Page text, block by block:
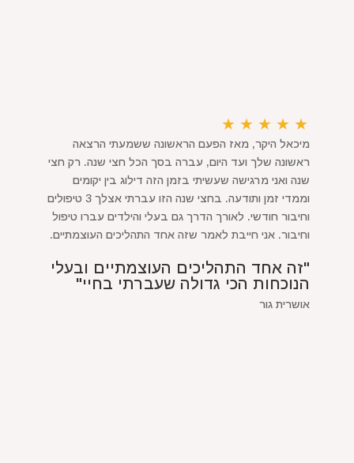
★
★
★
★
★
מיכאל היקר, מאז הפעם הראשונה ששמעתי הרצאה
ראשונה שלך ועד היום, עברה בסך הכל חצי שנה. רק חצי
שנה ואני מרגישה שעשיתי בזמן הזה דילוג בין יקומים
וממדי זמן ותודעה. בחצי שנה הזו עברתי אצלך 3 טיפולים
וחיבור חודשי. לאורך הדרך גם בעלי והילדים עברו טיפול
וחיבור. אני חייבת לאמר שזה אחד התהליכים העוצמתיים.
"זה אחד התהליכים העוצמתיים ובעלי
הנוכחות הכי גדולה שעברתי בחיי"
אושרית גור